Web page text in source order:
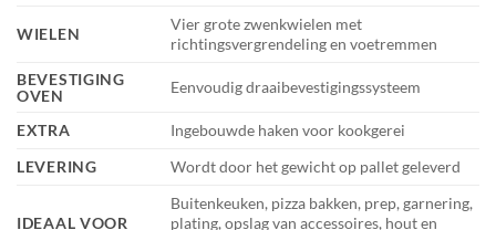
WIELEN
Vier grote zwenkwielen met
richtingsvergrendeling en voetremmen
BEVESTIGING
OVEN
Eenvoudig draaibevestigingssysteem
EXTRA
Ingebouwde haken voor kookgerei
LEVERING
Wordt door het gewicht op pallet geleverd
IDEAAL VOOR
Buitenkeuken, pizza bakken, prep, garnering,
plating, opslag van accessoires, hout en